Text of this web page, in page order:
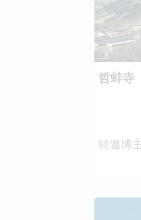
哲蚌寺
特邀博